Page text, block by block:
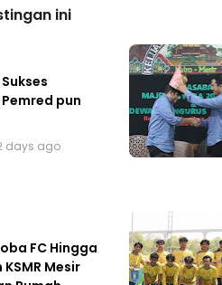
ini
pun
days ago
FC Hingga
Mesir